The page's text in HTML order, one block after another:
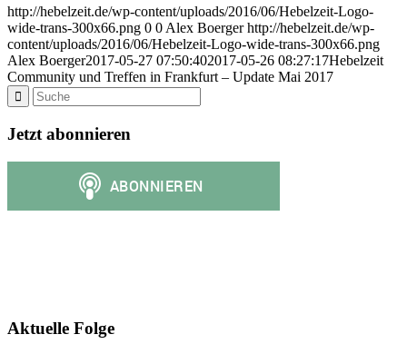
http://hebelzeit.de/wp-content/uploads/2016/06/Hebelzeit-Logo-
wide-trans-300x66.png 0 0Alex Boerger http://hebelzeit.de/wp-
content/uploads/2016/06/Hebelzeit-Logo-wide-trans-300x66.png
Alex Boerger2017-05-27 07:50:402017-05-26 08:27:17Hebelzeit
Community und Treffen in Frankfurt – Update Mai 2017
Jetzt abonnieren
Aktuelle Folge